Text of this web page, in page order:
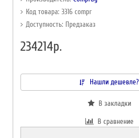
Код товара: 3316 compr
Доступность: Предзаказ
234214р.
Нашли дешевле?
В закладки
В сравнение